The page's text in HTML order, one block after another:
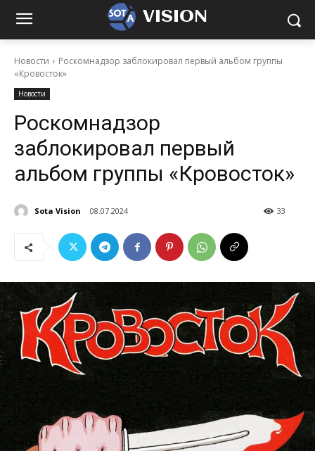
VISION
Новости
Роскомнадзор заблокировал первый альбом группы
«Кровосток»
Новости
Роскомнадзор
заблокировал первый
альбом группы «Кровосток»
Sota Vision 08.07.2024 33